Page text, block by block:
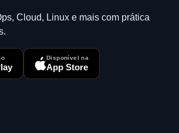
Cloud, Linux e mais com prática
Disponível na
App Store